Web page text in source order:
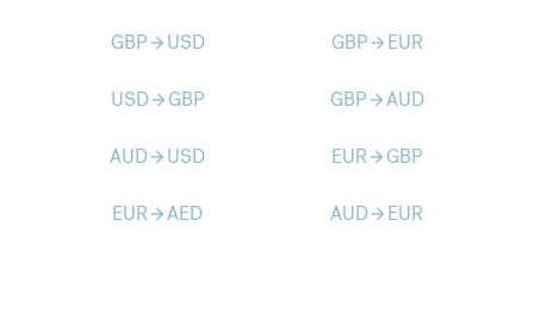
GBParrow_forward USD GBParrow_forward EUR
USDarrow_forward GBP GBParrow_forwardAUD
AUDarrow_forward USD EURarrow_forward GBP
EURarrow_forwardAED AUDarrow_forward EUR